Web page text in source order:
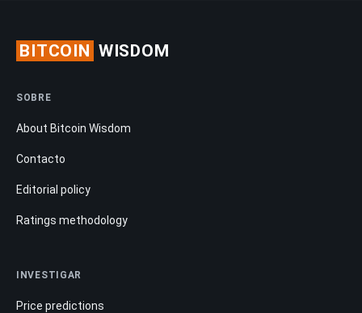
BITCOIN WISDOM
SOBRE
About Bitcoin Wisdom
Contacto
Editorial policy
Ratings methodology
INVESTIGAR
Price predictions